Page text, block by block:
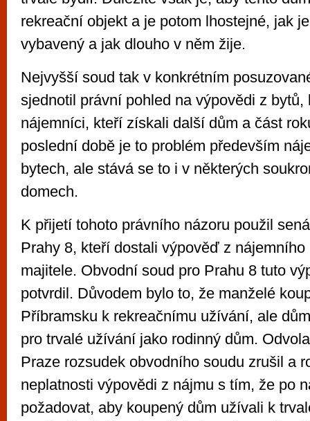
rekreační objekt a je potom lhostejné, jak
vybavený a jak dlouho v něm žije.
Nejvyšší soud tak v konkrétním
sjednotil právní pohled na výpovědi z bytů,
nájemníci, kteří získali další dům a část
poslední době je to problém především
bytech, ale stává se to i v některých
domech.
K přijetí tohoto právního názoru použil
Prahy 8, kteří dostali výpověď z nájemního
majitele. Obvodní soud pro Prahu 8 tuto
potvrdil. Důvodem bylo to, že manželé
Příbramsku k rekreačnímu užívání, ale
pro trvalé užívání jako rodinný dům.
Praze rozsudek obvodního soudu zrušil a
neplatnosti výpovědi z nájmu s tím, že po
požadovat, aby koupený dům užívali k